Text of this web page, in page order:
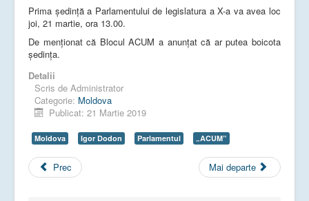
Prima ședință a Parlamentului de legislatura a X-a va avea loc
joi, 21 martie, ora 13.00.
De menționat că Blocul ACUM a anunțat că ar putea boicota
ședința.
Detalii
Scris de Administrator
Categorie: Moldova
Publicat: 21 Martie 2019
Moldova Igor Dodon Parlamentul „ACUM”
Prec Mai departe